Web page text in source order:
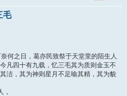
毛
何之日，葛亦民致祭于天堂里的陌生人
凡四十有九载，忆三毛其为质则金玉不
洁，其为神则星月不足喻其精，其为貌
，